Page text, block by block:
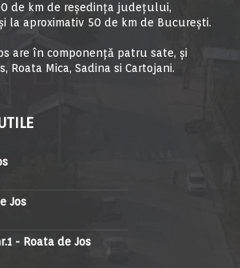
de km de reşedinţa judeţului,
la aproximativ 50 de km de Bucureşti.
are în componență patru sate, și
Roata Mica, Sadina si Cartojani.
Jos
- Roata de Jos